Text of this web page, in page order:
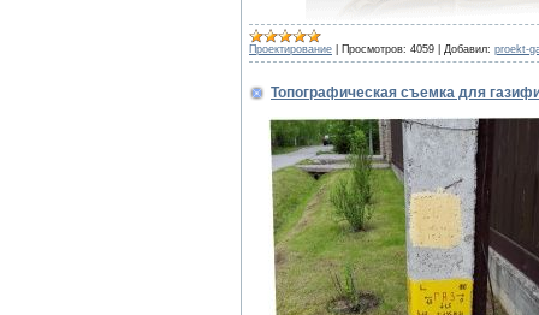
Проектирование Просмотров: 4059 Добавил: proekt-
Топографическая съемка для